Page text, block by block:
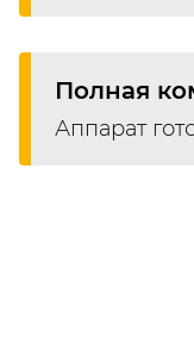
Полная
Аппарат